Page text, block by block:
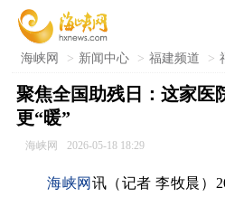
海峡网 > 新闻中心 > 福建频道 >
聚焦全国助残日：这家医
更“暖”
海峡网 2026-05-18 18:29
海峡网 讯（记者 李牧晨）